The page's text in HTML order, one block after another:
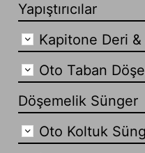
Yapıştırıcılar
Kapitone Deri &
Oto Taban
Döşemelik Sünger
Oto Koltuk